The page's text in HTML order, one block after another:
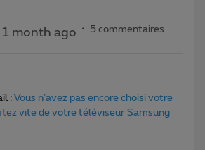
month ago 5 commentaires
: Vous n’avez pas encore choisi votre
vite de votre téléviseur Samsung